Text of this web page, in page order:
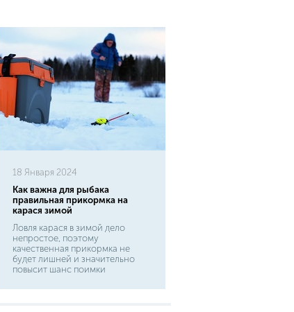
18 Января 2024
Как важна для рыбака
правильная прикормка на
карася зимой
Ловля карася в зимой дело
непростое, поэтому
качественная прикормка не
будет лишней и значительно
повысит шанс поимки
Конечно можно купить готовую